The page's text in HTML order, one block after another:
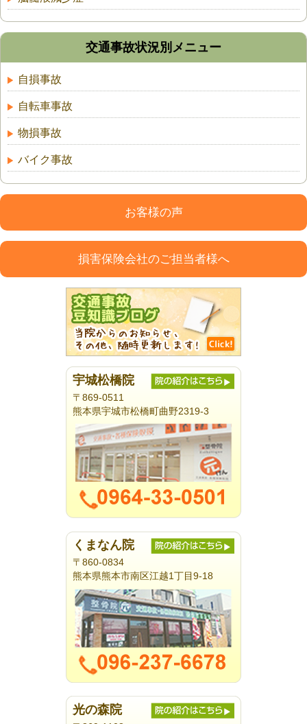
交通事故状況別メニュー
自損事故
自転車事故
物損事故
バイク事故
お客様の声
損害保険会社のご担当者様へ
宇城松橋院
〒869-0511
熊本県宇城市松橋町曲野2319-3
くまなん院
〒860-0834
熊本県熊本市南区江越1丁目9-18
光の森院